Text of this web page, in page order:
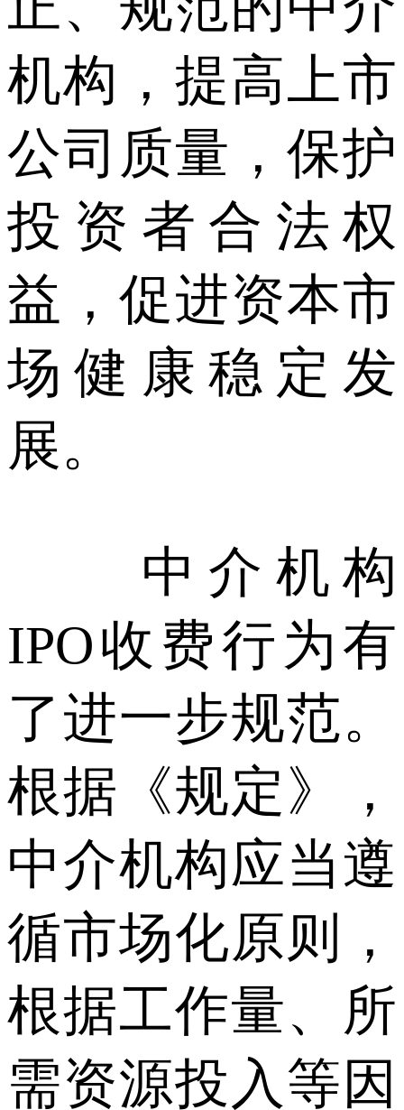
机构，提高上市
公司质量，保护
投资者合法权
益，促进资本市
场健康稳定发
展。
中介机构
IPO收费行为有
了进一步规范。
根据《规定》，
中介机构应当遵
循市场化原则，
根据工作量、所
需资源投入等因